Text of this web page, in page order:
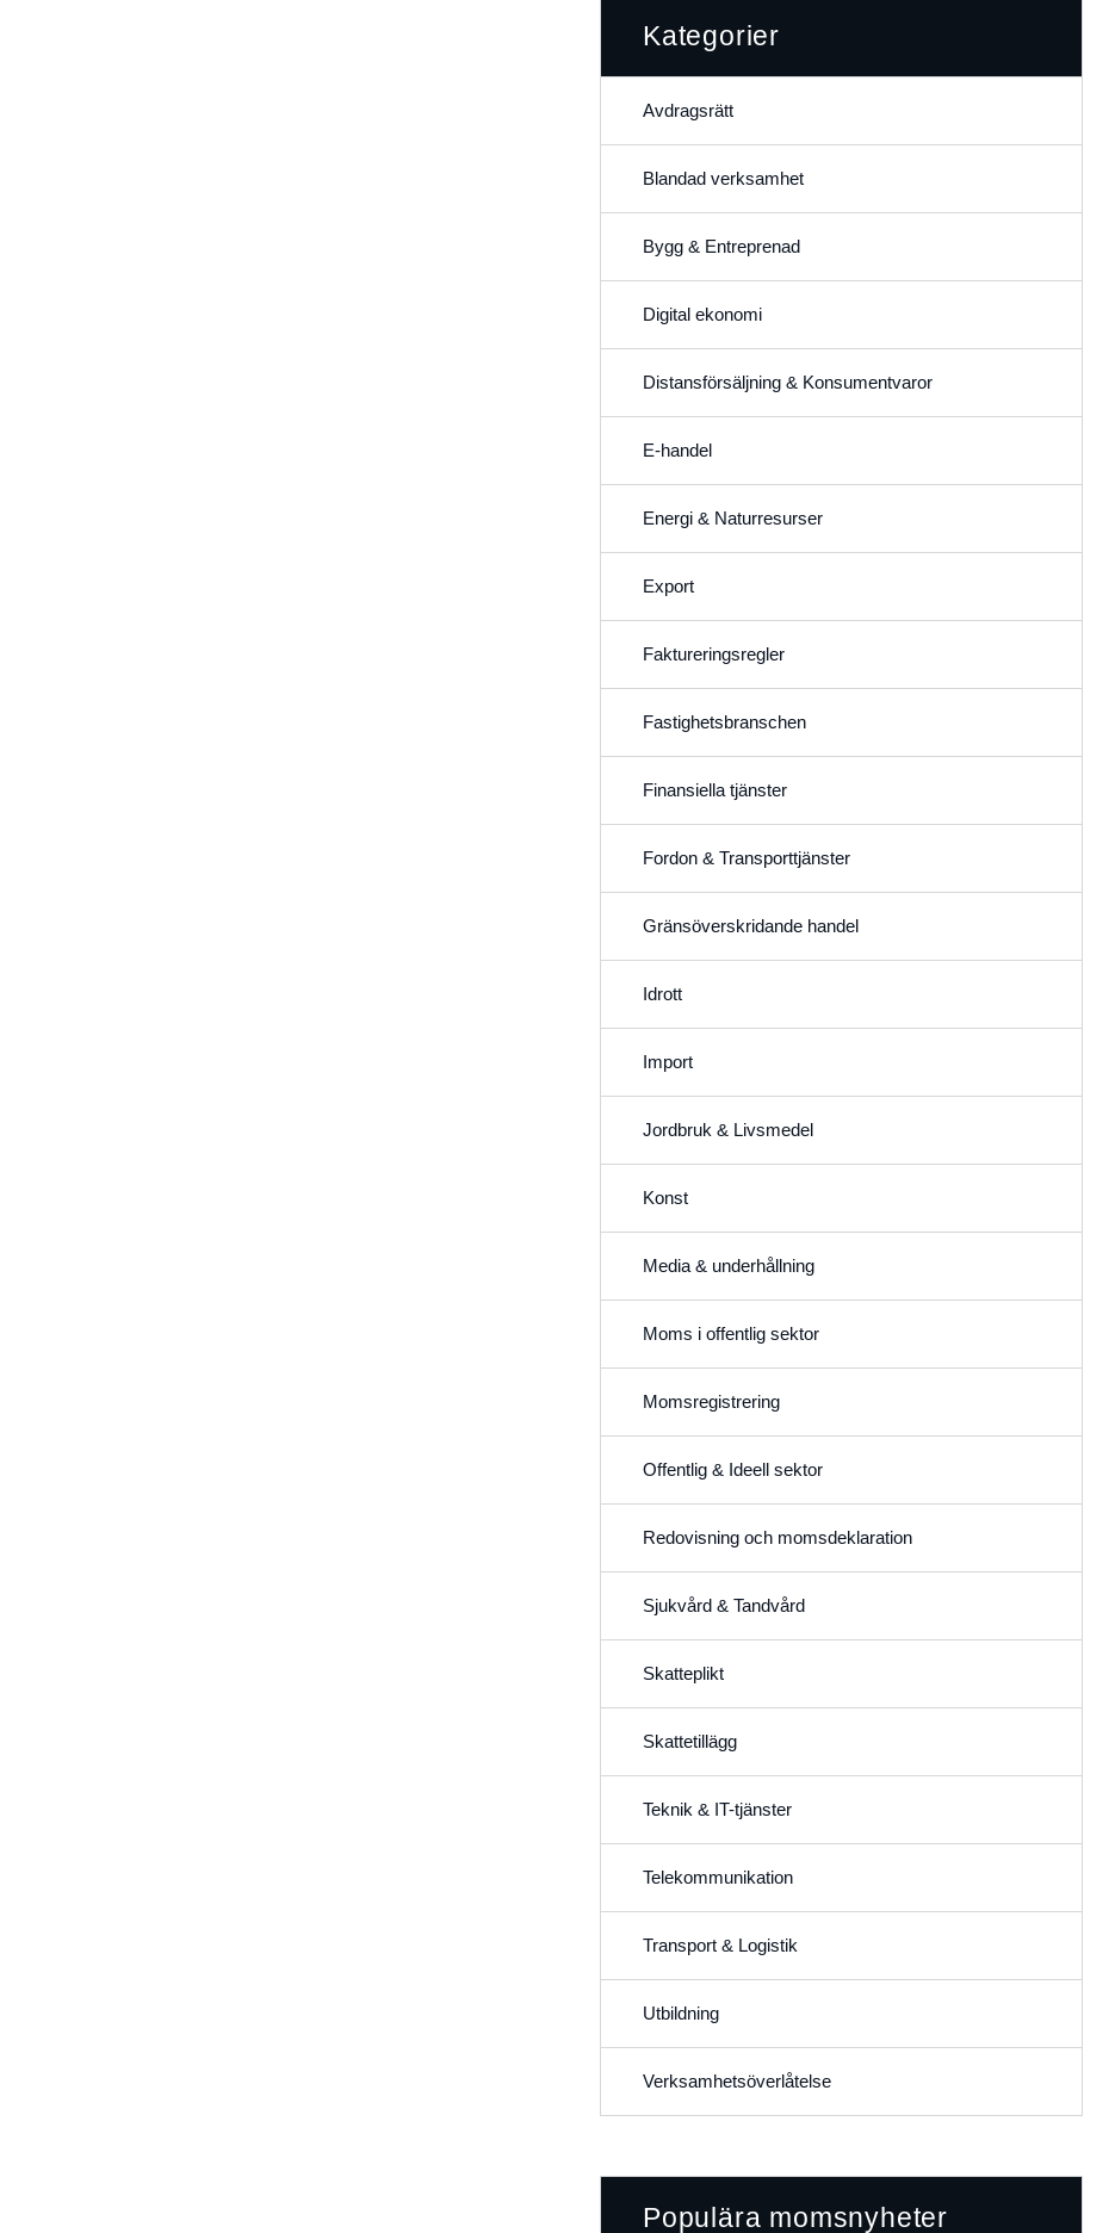
Kategorier
Avdragsrätt
Blandad verksamhet
Bygg & Entreprenad
Digital ekonomi
Distansförsäljning & Konsumentvaror
E-handel
Energi & Naturresurser
Export
Faktureringsregler
Fastighetsbranschen
Finansiella tjänster
Fordon & Transporttjänster
Gränsöverskridande handel
Idrott
Import
Jordbruk & Livsmedel
Konst
Media & underhållning
Moms i offentlig sektor
Momsregistrering
Offentlig & Ideell sektor
Redovisning och momsdeklaration
Sjukvård & Tandvård
Skatteplikt
Skattetillägg
Teknik & IT-tjänster
Telekommunikation
Transport & Logistik
Utbildning
Verksamhetsöverlåtelse
Populära momsnyheter